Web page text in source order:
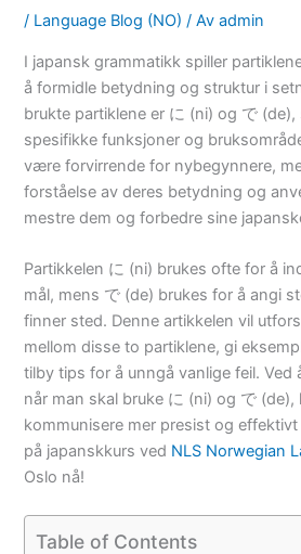
/ Language Blog (NO) / Av admin
I japansk grammatikk spiller
å formidle betydning og struktur i
brukte partiklene er に (ni) og で
spesifikke funksjoner og
være forvirrende for nybegynnere,
forståelse av deres betydning og
mestre dem og forbedre sine
Partikkelen に (ni) brukes ofte for å
mål, mens で (de) brukes for å angi
finner sted. Denne artikkelen vil
mellom disse to partiklene, gi
tilby tips for å unngå vanlige feil. Ved
når man skal bruke に (ni) og で (de),
kommunisere mer presist og
på japanskkurs ved NLS Norwegian
Oslo nå!
Table of Contents